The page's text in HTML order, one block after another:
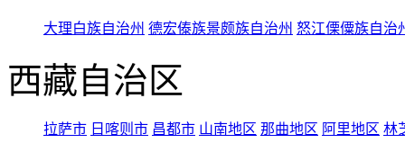
大理白族自治州 德宏傣族景颇族自治州 怒江傈僳族自治
西藏自治区
拉萨市 日喀则市 昌都市 山南地区 那曲地区 阿里地区 林